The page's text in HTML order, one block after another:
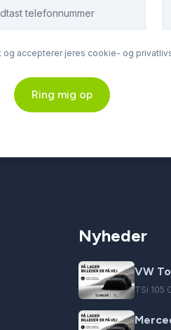
og accepterer jeres cookie- og
Ring mig op
Nyheder
VW
TSi 105